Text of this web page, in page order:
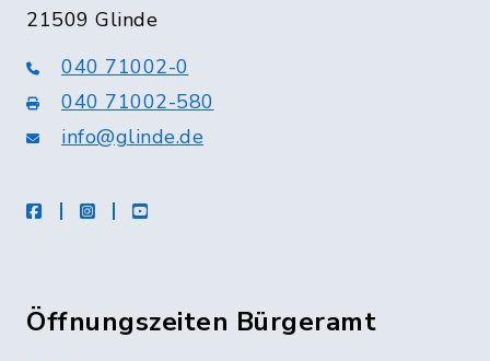
21509 Glinde
040 71002-0
040 71002-580
info@glinde.de
facebookinstagramYoutube
Öffnungszeiten Bürgeramt